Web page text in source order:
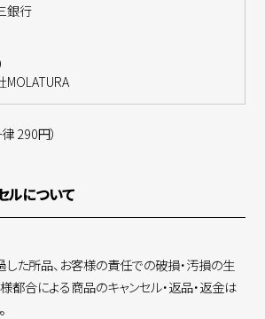
銀行
MOLATURA
290円）
ルについて
た所品、お客様の責任での破損・汚損の生
都合による商品のキャンセル・返品・返金は